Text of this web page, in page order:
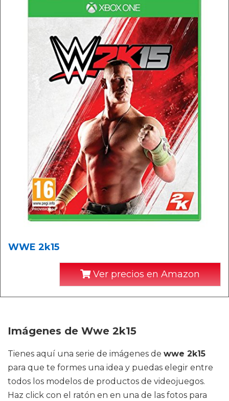
WWE 2k15
Ver precios en Amazon
Imágenes de Wwe 2k15
Tienes aquí una serie de imágenes de wwe 2k15
para que te formes una idea y puedas elegir entre
todos los modelos de productos de videojuegos.
Haz click con el ratón en en una de las fotos para